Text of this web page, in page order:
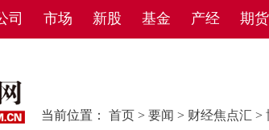
司 市场 新股 基金 产经 期货
当前位置： 首页 > 要闻 > 财经焦点汇 >